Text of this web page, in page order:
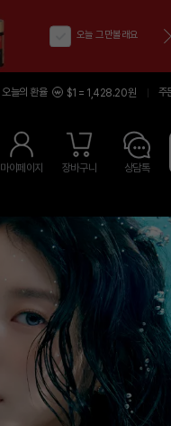
오늘 그만볼래요
오늘의 환율 $1 = 1,428.20원 주
마이페이지 장바구니 상담톡